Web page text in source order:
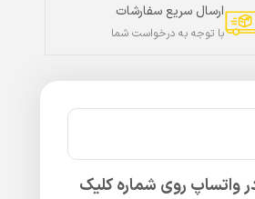
ارسال سریع سفارشات
با توجه به درخواست شما
واتساپ روی شماره کلیک